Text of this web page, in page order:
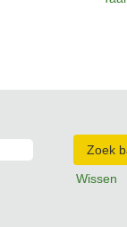
Wissen